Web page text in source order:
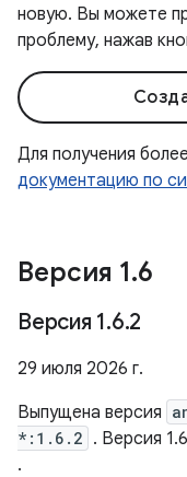
новую. Вы можете
проблему, нажав
Для получения
документацию по
Версия 1.6
Версия 1.6.2
29 июля 2026 г.
Выпущена версия
*:1.6.2 . Версия
.